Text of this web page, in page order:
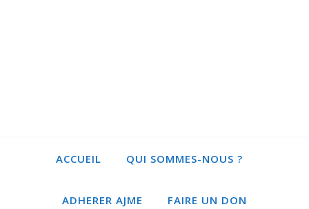
ACCUEIL QUI SOMMES-NOUS ?
ADHERER AJME FAIRE UN DON